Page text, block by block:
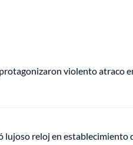
violento atraco
lujoso reloj en establecimiento